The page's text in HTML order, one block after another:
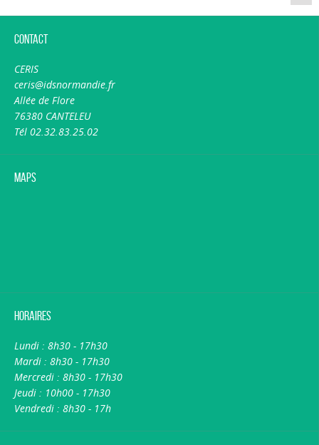
Contact
CERIS
ceris@idsnormandie.fr
Allée de Flore
76380 CANTELEU
Tél 02.32.83.25.02
Maps
Horaires
Lundi : 8h30 - 17h30
Mardi : 8h30 - 17h30
Mercredi : 8h30 - 17h30
Jeudi : 10h00 - 17h30
Vendredi : 8h30 - 17h